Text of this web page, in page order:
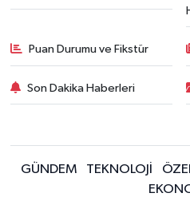
Puan Durumu ve Fikstür
Son Dakika Haberleri
GÜNDEM TEKNOLOJİ